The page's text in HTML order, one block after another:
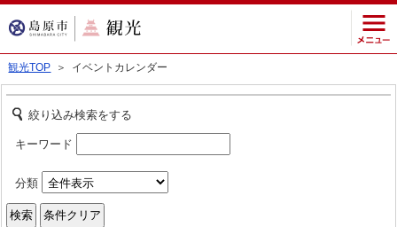
観光TOP ＞ イベントカレンダー
絞り込み検索をする
キーワード
分類